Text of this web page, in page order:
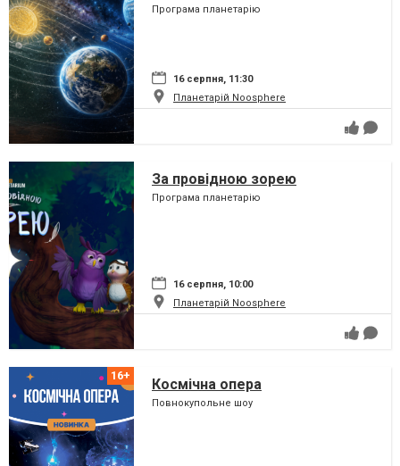
Програма планетарію
16 серпня, 11:30
Планетарій Noosphere
За провідною зорею
Програма планетарію
16 серпня, 10:00
Планетарій Noosphere
Космічна опера
Повнокупольне шоу